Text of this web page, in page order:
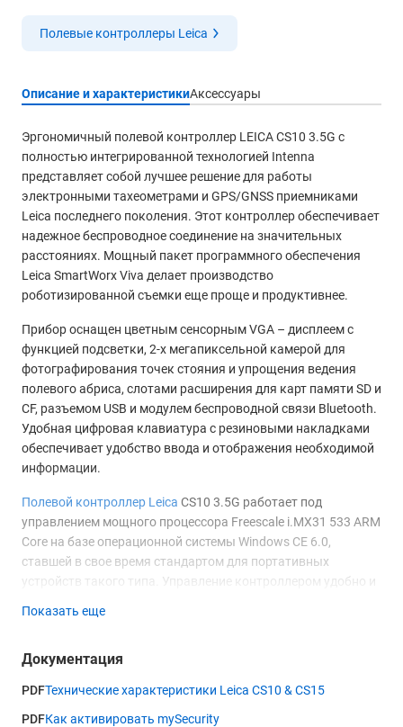
Полевые контроллеры Leica
Описание и характеристикиАксессуары
Эргономичный полевой контроллер LEICA CS10 3.5G с
полностью интегрированной технологией Intenna
представляет собой лучшее решение для работы
электронными тахеометрами и GPS/GNSS приемниками
Leica последнего поколения. Этот контроллер обеспечивает
надежное беспроводное соединение на значительных
расстояниях. Мощный пакет программного обеспечения
Leica SmartWorx Viva делает производство
роботизированной съемки еще проще и продуктивнее.
Прибор оснащен цветным сенсорным VGA – дисплеем с
функцией подсветки, 2-х мегапиксельной камерой для
фотографирования точек стояния и упрощения ведения
полевого абриса, слотами расширения для карт памяти SD и
CF, разъемом USB и модулем беспроводной связи Bluetooth.
Удобная цифровая клавиатура с резиновыми накладками
обеспечивает удобство ввода и отображения необходимой
информации.
Полевой контроллер Leica CS10 3.5G работает под
управлением мощного процессора Freescale i.MX31 533 ARM
Core на базе операционной системы Windows CE 6.0,
ставшей в свое время стандартом для портативных
устройств такого типа. Управление контроллером удобно и
подобным оборудованием, оказывается в привычной для
Explorer Mobile, File Explorer, Word Mobile, Microsoft Windows
Media™ Player, ПО камеры и справка могут быть добавлены
Показать еще
Документация
PDFТехнические характеристики Leica CS10 & CS15
PDFКак активировать mySecurity